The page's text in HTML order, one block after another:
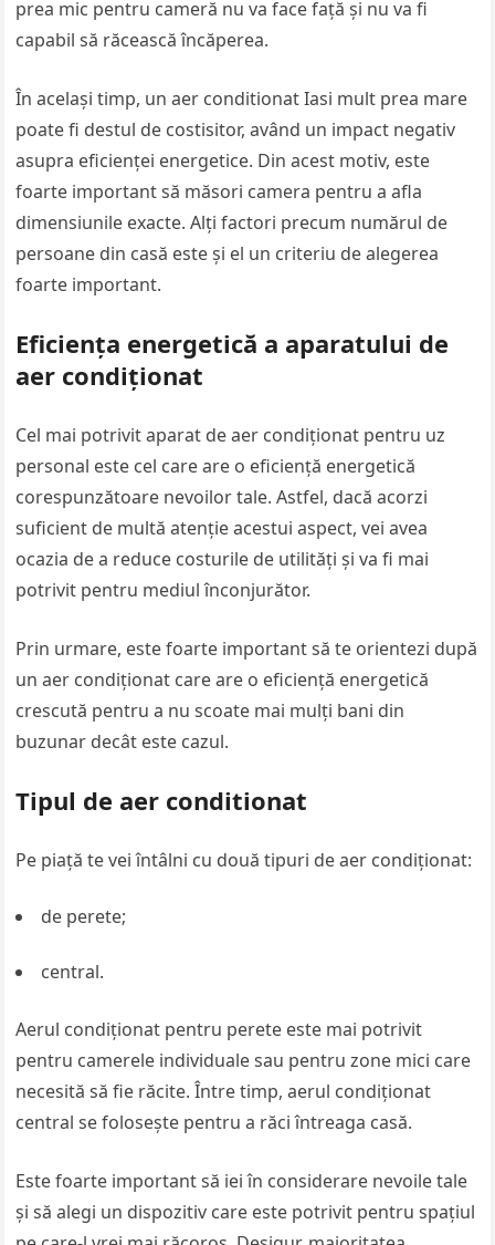
prea mic pentru cameră nu va face față și nu va fi
capabil să răcească încăperea.
În același timp, un aer conditionat Iasi mult prea mare
poate fi destul de costisitor, având un impact negativ
asupra eficienței energetice. Din acest motiv, este
foarte important să măsori camera pentru a afla
dimensiunile exacte. Alți factori precum numărul de
persoane din casă este și el un criteriu de alegerea
foarte important.
Eficiența energetică a aparatului de
aer condiționat
Cel mai potrivit aparat de aer condiționat pentru uz
personal este cel care are o eficiență energetică
corespunzătoare nevoilor tale. Astfel, dacă acorzi
suficient de multă atenție acestui aspect, vei avea
ocazia de a reduce costurile de utilități și va fi mai
potrivit pentru mediul înconjurător.
Prin urmare, este foarte important să te orientezi după
un aer condiționat care are o eficiență energetică
crescută pentru a nu scoate mai mulți bani din
buzunar decât este cazul.
Tipul de aer conditionat
Pe piață te vei întâlni cu două tipuri de aer condiționat:
de perete;
central.
Aerul condiționat pentru perete este mai potrivit
pentru camerele individuale sau pentru zone mici care
necesită să fie răcite. Între timp, aerul condiționat
central se folosește pentru a răci întreaga casă.
Este foarte important să iei în considerare nevoile tale
și să alegi un dispozitiv care este potrivit pentru spațiul